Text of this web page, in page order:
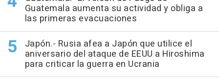
Guatemala aumenta su actividad y obliga a
las primeras evacuaciones
Japón.- Rusia afea a Japón que utilice el
aniversario del ataque de EEUU a Hiroshima
para criticar la guerra en Ucrania